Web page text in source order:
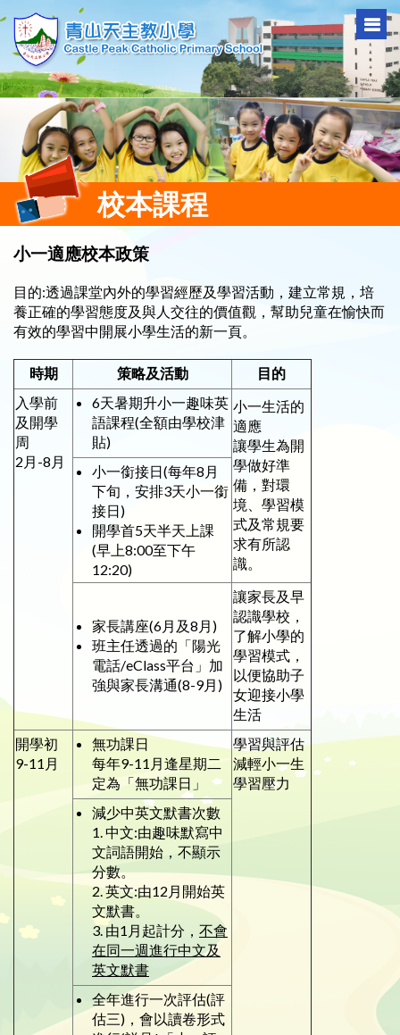
校本課程
小一適應校本政策
目的:透過課堂內外的學習經歷及學習活動，建立常規，培
養正確的學習態度及與人交往的價值觀，幫助兒童在愉快而
有效的學習中開展小學生活的新一頁。
時期 策略及活動
目的
入學前
及開學
周
2月-8月
6天暑期升小一趣味英
語課程(全額由學校津
貼)
小一生活的
適應
讓學生為開
學做好準
備，對環
境、學習模
式及常規要
求有所認
識。
小一銜接日(每年8月
下旬，安排3天小一銜
接日)
開學首5天半天上課
(早上8:00至下午
12:20)
家長講座(6月及8月)
班主任透過的「陽光
電話/eClass平台」加
強與家長溝通(8-9月)
讓家長及早
認識學校，
了解小學的
學習模式，
以便協助子
女迎接小學
生活
開學初
9-11月
無功課日
每年9-11月逢星期二
定為「無功課日」
學習與評估
減輕小一生
學習壓力
減少中英文默書次數
1. 中文:由趣味默寫中
文詞語開始，不顯示
分數。
2. 英文:由12月開始英
文默書。
3. 由1月起計分， 不會
在同一週進行中文及
英文默書
全年進行一次評估(評
估三)，會以讀卷形式